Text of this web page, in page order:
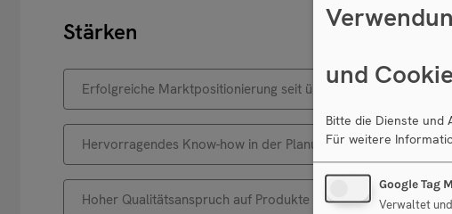
Stärken
Erfolgreiche Marktpositionierung seit über 20 Jahren
Hervorragendes Know-how in der Planung der Anlagen
Hoher Qualitätsanspruch auf Produkte und Dienstleistungen
und
Bitte die Dienste und
Für weitere
Google Tag
Verwaltet